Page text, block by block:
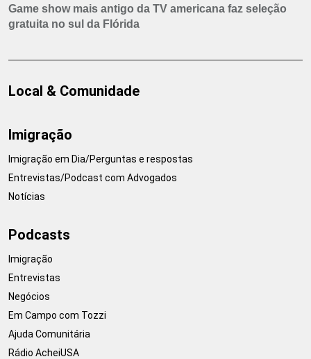
Game show mais antigo da TV americana faz seleção
gratuita no sul da Flórida
Local & Comunidade
Imigração
Imigração em Dia/Perguntas e respostas
Entrevistas/Podcast com Advogados
Notícias
Podcasts
Imigração
Entrevistas
Negócios
Em Campo com Tozzi
Ajuda Comunitária
Rádio AcheiUSA